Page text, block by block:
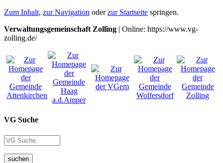
Zum Inhalt, zur Navigation oderzur Startseite springen.
Verwaltungsgemeinschaft Zolling | Online: https://www.vg-
zolling.de/
VG Suche
suchen